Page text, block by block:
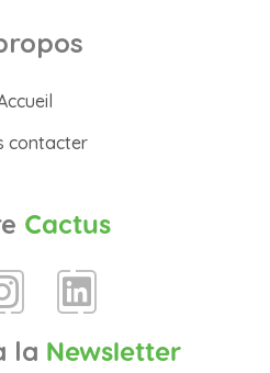
contacter
Cactus
la Newsletter